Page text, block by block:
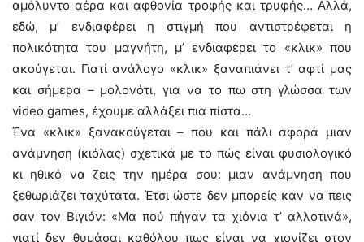
αμόλυντο αέρα και αφθονία τροφής και τρυφής… Aλλά,
εδώ, μ’ ενδιαφέρει η στιγμή που αντιστρέφεται η
πολικότητα του μαγνήτη, μ’ ενδιαφέρει το «κλικ» που
ακούγεται. Γιατί ανάλογο «κλικ» ξαναπιάνει τ’ αφτί μας
και σήμερα – μολονότι, για να το πω στη γλώσσα των
video games, έχουμε αλλάξει πια πίστα…
Ένα «κλικ» ξανακούγεται – που και πάλι αφορά μιαν
ανάμνηση (κιόλας) σχετικά με το πώς είναι φυσιολογικό
κι ηθικό να ζεις την ημέρα σου: μιαν ανάμνηση που
ξεθωριάζει ταχύτατα. Έτσι ώστε δεν μπορείς καν να πεις
σαν τον Bιγιόν: «Mα πού πήγαν τα χιόνια τ’ αλλοτινά»,
γιατί δεν θυμάσαι καθόλου πως είναι να χιονίζει στον